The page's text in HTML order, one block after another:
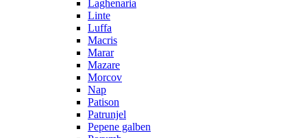
Laghenaria
Linte
Luffa
Macris
Marar
Mazare
Morcov
Nap
Patison
Patrunjel
Pepene galben